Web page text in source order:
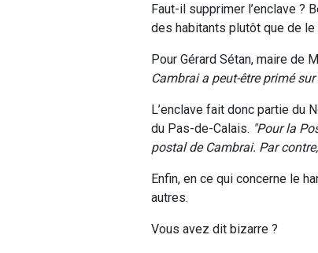
Faut-il supprimer l’enclave ?
des habitants plutôt que de le
Pour Gérard Sétan, maire de
Cambrai a peut-être primé
L’enclave fait donc partie du
du Pas-de-Calais. Pour la
postal de Cambrai. Par
Enfin, en ce qui concerne le
autres.
Vous avez dit bizarre ?